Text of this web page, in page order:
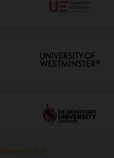
Показать все